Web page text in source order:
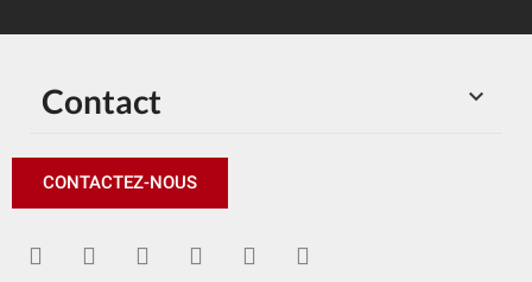

Contact
CONTACTEZ-NOUS